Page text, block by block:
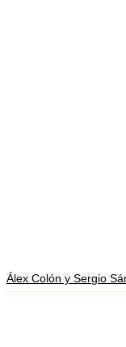
Álex Colón y Sergio